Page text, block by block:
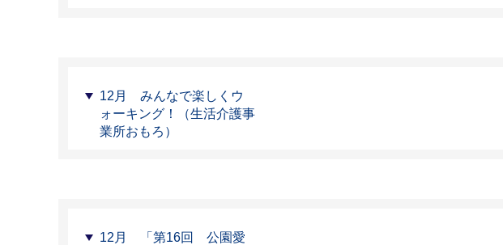
12月 みんなで楽しくウ
ォーキング！（生活介護事
業所おもろ）
12月 「第16回 公園愛